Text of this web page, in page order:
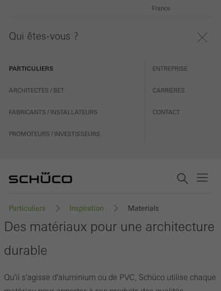
Qui êtes-vous ?
PARTICULIERS
ARCHITECTES / BET
FABRICANTS / INSTALLATEURS
PROMOTEURS / INVESTISSEURS
ENTREPRISE
CARRIÈRES
CONTACT
France
Particuliers Inspiration Materials
Des matériaux pour une architecture
durable
Qu'il s'agisse d'aluminium ou de PVC, Schüco utilise chaque